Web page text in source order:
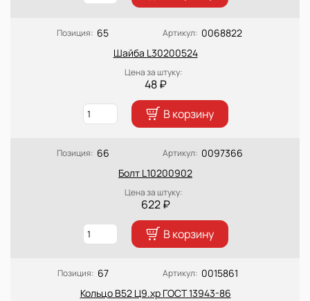
Позиция: 65 Артикул: 0068822
Шайба L30200524
Цена за штуку:
48 ₽
В корзину
Позиция: 66 Артикул: 0097366
Болт L10200902
Цена за штуку:
622 ₽
В корзину
Позиция: 67 Артикул: 0015861
Кольцо В52 Ц9.хр ГОСТ 13943-86